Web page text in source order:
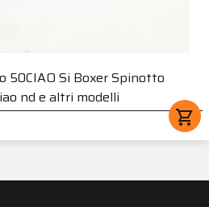
50CIAO Si Boxer Spinotto
nd e altri modelli
shopping_cart